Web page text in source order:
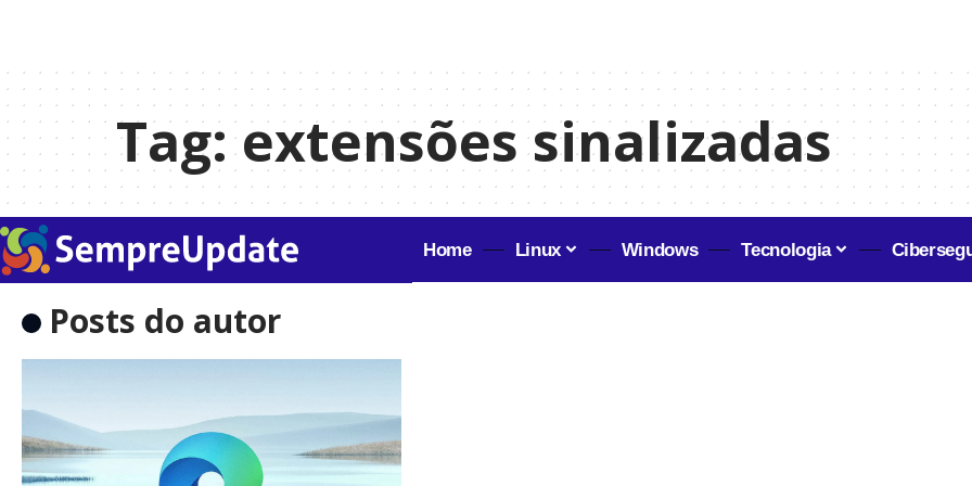
Tag:extensões sinalizadas
Home Linux Windows Tecnologia
Posts do autor